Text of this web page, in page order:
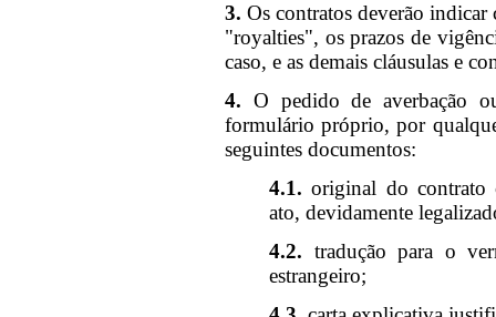
3. Os contratos deverão indicar
"royalties", os prazos de
caso, e as demais cláusulas e
4. O pedido de averbação
formulário próprio, por
seguintes documentos:
4.1. original do contrato
ato, devidamente
4.2. tradução para o
estrangeiro;